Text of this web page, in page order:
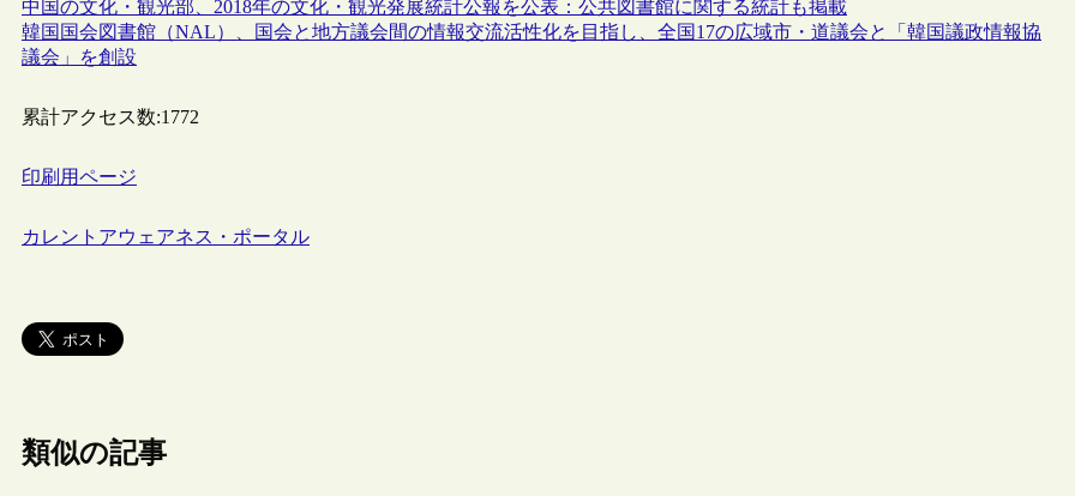
中国の文化・観光部、2018年の文化・観光発展統計公報を公表：公共図書館に関する統計も掲載
韓国国会図書館（NAL）、国会と地方議会間の情報交流活性化を目指し、全国17の広域市・道議会と「韓国議政情報協
議会」を創設
累計アクセス数:1772
印刷用ページ
カレントアウェアネス・ポータル
類似の記事